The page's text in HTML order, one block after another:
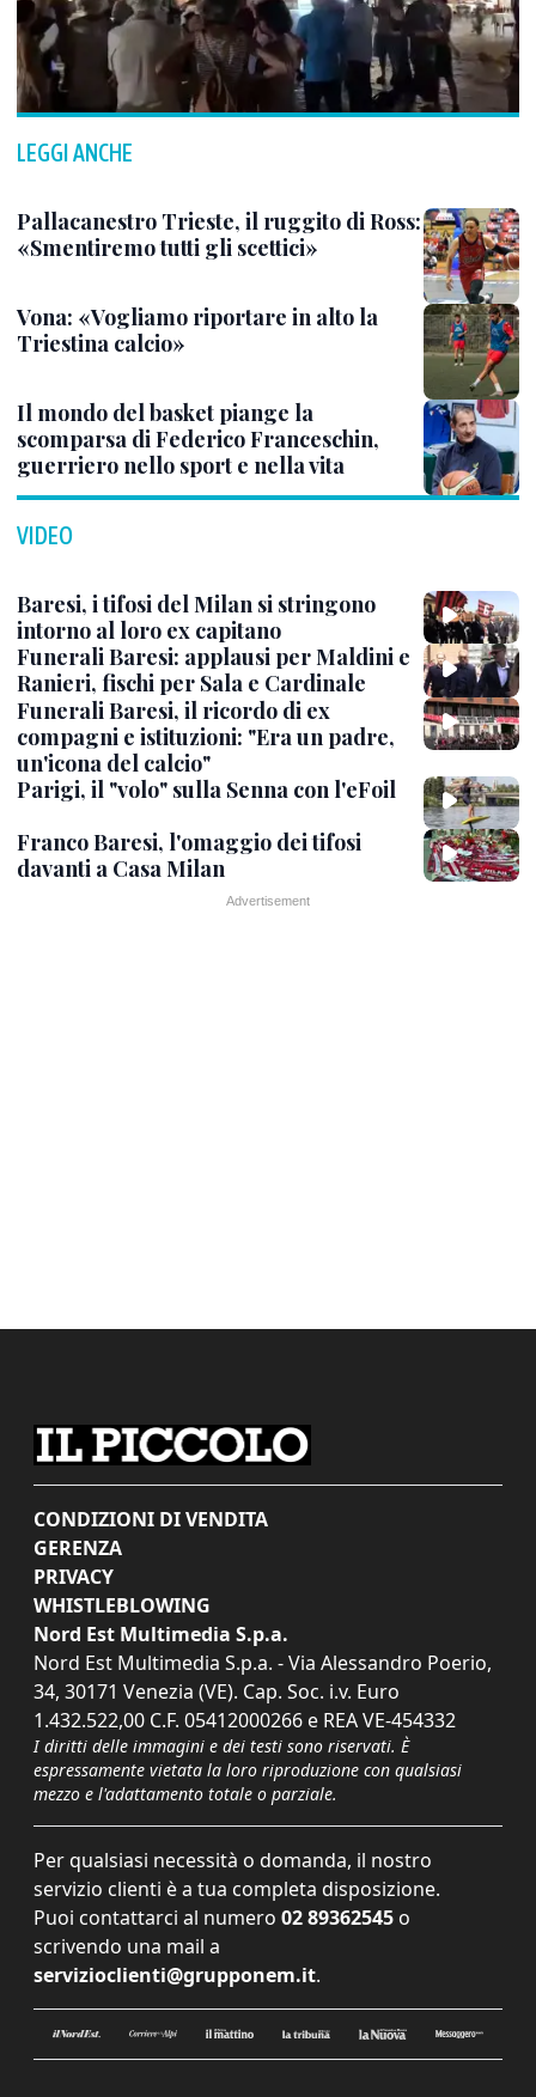
LEGGI ANCHE
Pallacanestro Trieste, il ruggito di Ross:
«Smentiremo tutti gli scettici»
Vona: «Vogliamo riportare in alto la
Triestina calcio»
Il mondo del basket piange la
scomparsa di Federico Franceschin,
guerriero nello sport e nella vita
VIDEO
Baresi, i tifosi del Milan si stringono
intorno al loro ex capitano
Funerali Baresi: applausi per Maldini e
Ranieri, fischi per Sala e Cardinale
Funerali Baresi, il ricordo di ex
compagni e istituzioni: "Era un padre,
un'icona del calcio"
Parigi, il "volo" sulla Senna con l'eFoil
Franco Baresi, l'omaggio dei tifosi
davanti a Casa Milan
CONDIZIONI DI VENDITA
GERENZA
PRIVACY
WHISTLEBLOWING
Nord Est Multimedia S.p.a.
Nord Est Multimedia S.p.a. - Via Alessandro Poerio,
34, 30171 Venezia (VE). Cap. Soc. i.v. Euro
1.432.522,00 C.F. 05412000266 e REA VE-454332
I diritti delle immagini e dei testi sono riservati. È
espressamente vietata la loro riproduzione con qualsiasi
mezzo e l'adattamento totale o parziale.
Per qualsiasi necessità o domanda, il nostro
servizio clienti è a tua completa disposizione.
Puoi contattarci al numero 02 89362545 o
scrivendo una mail a
servizioclienti@grupponem.it.